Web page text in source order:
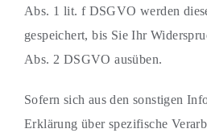
Abs. 1 lit. f DSGVO werden
gespeichert, bis Sie Ihr
Abs. 2 DSGVO ausüben.
Sofern sich aus den sonstigen
Erklärung über spezifische